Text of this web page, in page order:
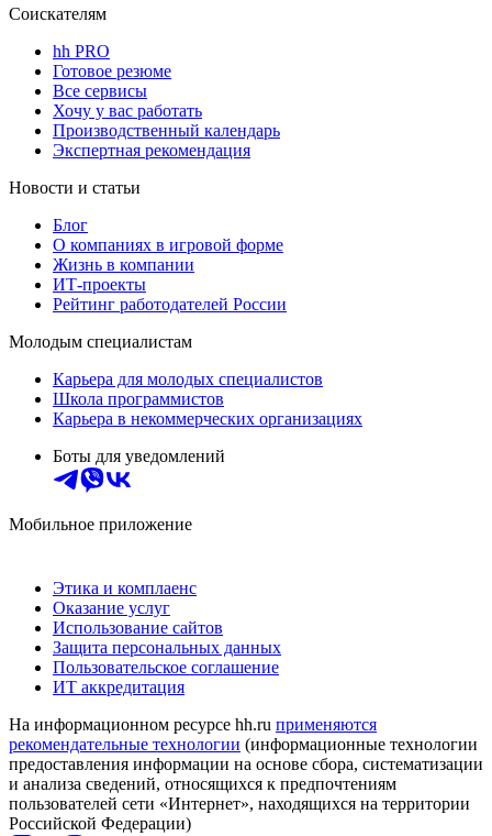
Соискателям
hh PRO
Готовое резюме
Все сервисы
Хочу у вас работать
Производственный календарь
Экспертная рекомендация
Новости и статьи
Блог
О компаниях в игровой форме
Жизнь в компании
ИТ-проекты
Рейтинг работодателей России
Молодым специалистам
Карьера для молодых специалистов
Школа программистов
Карьера в некоммерческих организациях
Боты для уведомлений
Мобильное приложение
Этика и комплаенс
Оказание услуг
Использование сайтов
Защита персональных данных
Пользовательское соглашение
ИТ аккредитация
На информационном ресурсе hh.ru применяются
рекомендательные технологии (информационные технологии
предоставления информации на основе сбора, систематизации
и анализа сведений, относящихся к предпочтениям
пользователей сети «Интернет», находящихся на территории
Российской Федерации)